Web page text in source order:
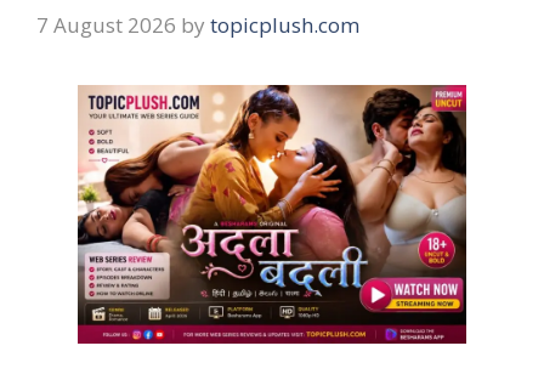
7 August 2026 by topicplush.com